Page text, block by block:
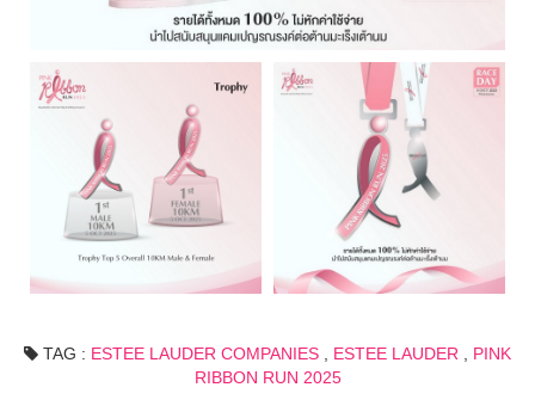
TAG : ESTEE LAUDER COMPANIES , ESTEE LAUDER , PINK
RIBBON RUN 2025